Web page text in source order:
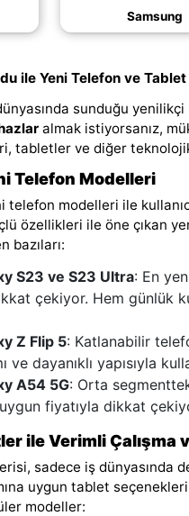
Samsung
ile Yeni Telefon ve
sunduğu
almak istiyorsanız,
tabletler ve diğer
Telefon Modelleri
telefon modelleri ile
özellikleri ile öne çıkan
bazıları:
S23 ve S23 Ultra: En
çekiyor. Hem günlük
Z Flip 5: Katlanabilir
ve dayanıklı yapısıyla
A54 5G: Orta
uygun fiyatıyla dikkat
ile Verimli Çalışma
sadece iş dünyasında
uygun tablet
modeller: